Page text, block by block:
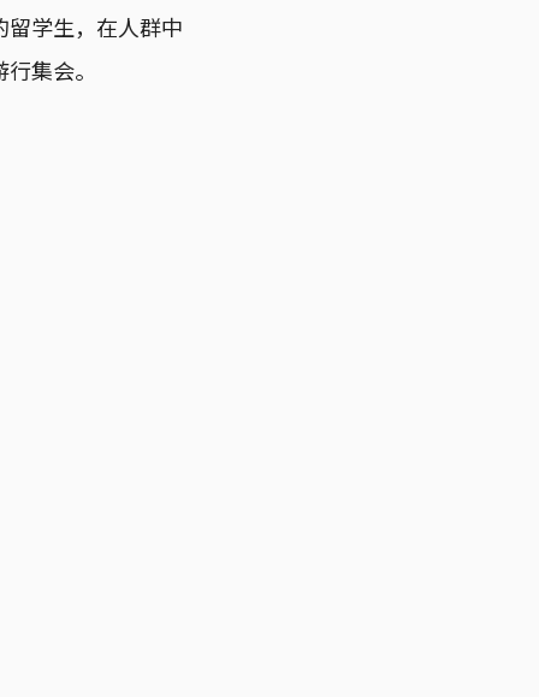
学生，在人群中
集会。